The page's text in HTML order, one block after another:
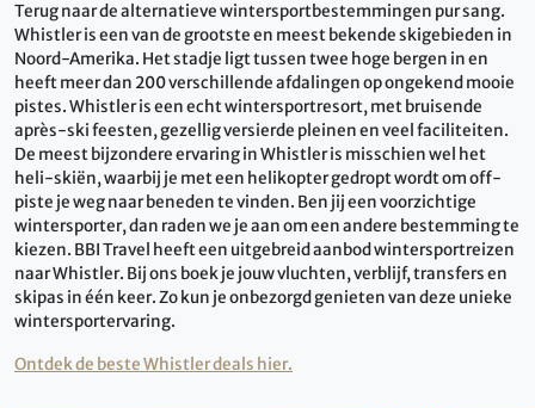
Terug naar de alternatieve wintersportbestemmingen pur sang.
Whistler is een van de grootste en meest bekende skigebieden in
Noord-Amerika. Het stadje ligt tussen twee hoge bergen in en
heeft meer dan 200 verschillende afdalingen op ongekend mooie
pistes. Whistler is een echt wintersportresort, met bruisende
après-ski feesten, gezellig versierde pleinen en veel faciliteiten.
De meest bijzondere ervaring in Whistler is misschien wel het
heli-skiën, waarbij je met een helikopter gedropt wordt om off-
piste je weg naar beneden te vinden. Ben jij een voorzichtige
wintersporter, dan raden we je aan om een andere bestemming te
kiezen. BBI Travel heeft een uitgebreid aanbod wintersportreizen
naar Whistler. Bij ons boek je jouw vluchten, verblijf, transfers en
skipas in één keer. Zo kun je onbezorgd genieten van deze unieke
wintersportervaring.
Ontdek de beste Whistler deals hier.